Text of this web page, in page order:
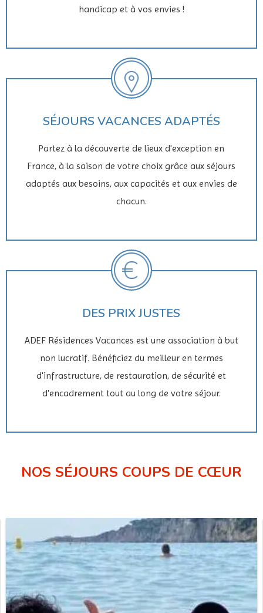
handicap et à vos envies !
SÉJOURS VACANCES ADAPTÉS
Partez à la découverte de lieux d'exception en
France, à la saison de votre choix grâce aux séjours
adaptés aux besoins, aux capacités et aux envies de
chacun.
DES PRIX JUSTES
ADEF Résidences Vacances est une association à but
non lucratif. Bénéficiez du meilleur en termes
d'infrastructure, de restauration, de sécurité et
d'encadrement tout au long de votre séjour.
NOS SÉJOURS COUPS DE CŒUR